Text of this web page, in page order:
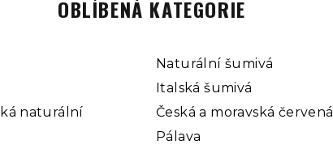
OBLÍBENÁ KATEGORIE
Naturální šumivá
Italská šumivá
naturální Česká a moravská červená
Pálava